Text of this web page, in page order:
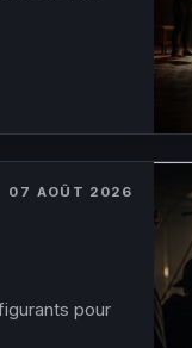
07 AOÛT 2026
pour